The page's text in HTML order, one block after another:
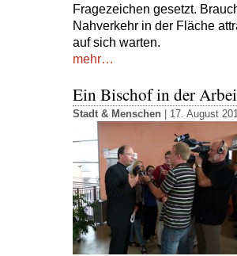
Fragezeichen gesetzt.
Nahverkehr in der Fläche
auf sich warten.
mehr…
Ein Bischof in der
Stadt & Menschen | 17. August